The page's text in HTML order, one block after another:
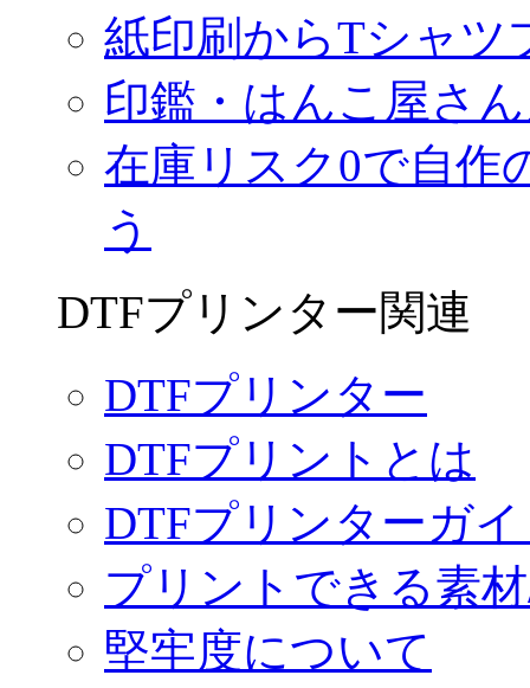
紙印刷からTシャツ
印鑑・はんこ屋さ
在庫リスク0で自作
う
DTFプリンター関連
DTFプリンター
DTFプリントとは
DTFプリンターガ
プリントできる素
堅牢度について